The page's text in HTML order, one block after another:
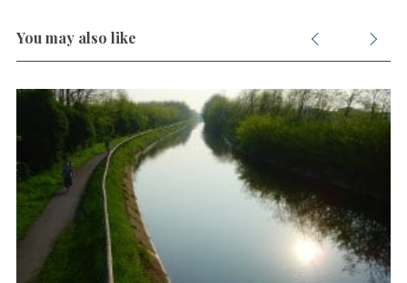
You may also like
: